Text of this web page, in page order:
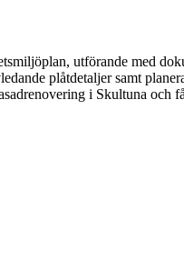
utförande med
plåtdetaljer samt
i Skultuna